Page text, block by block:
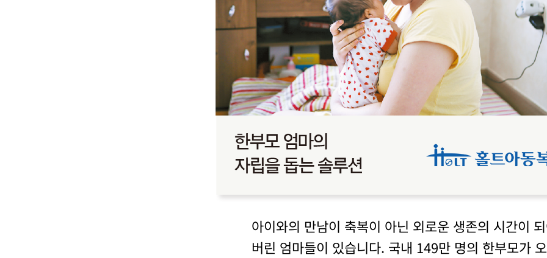
아이와의 만남이 축복이 아닌 외로운 생존의 시간이
버린 엄마들이 있습니다. 국내 149만 명의 한부모가